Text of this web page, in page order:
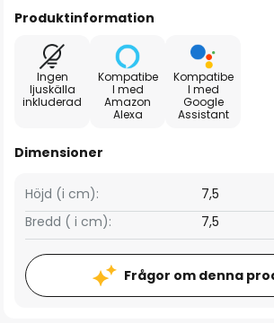
Produktinformation
Ingen
ljuskälla
inkluderad
Kompatibe
l med
Amazon
Alexa
Kompatibe
l med
Google
Assistant
Dimensioner
Bredd ( i cm): 7,5
Höjd (i cm): 7,5
Frågor om denna